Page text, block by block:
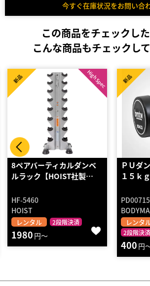
今すぐ在庫状況をお問い合
この商品をチェックした
こんな商品もチェックして
ＰＵダンベル ｂｍｔｗ
１５ｋｇ
PD0071500
BODYMAKER
レンタル 送料無料
2段階決済
新品
400円～
6セット
ック
BL-
BULL
レンタ
新品
10090